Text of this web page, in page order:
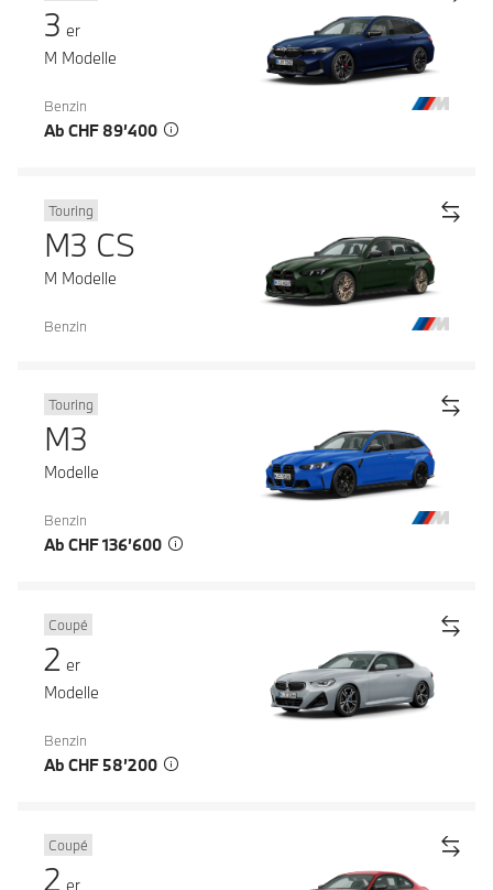
3 er
M Modelle
Benzin
Ab CHF 89’400
Touring
M3 CS
M Modelle
Benzin
Touring
M3
Modelle
Benzin
Ab CHF 136’600
Coupé
2 er
Modelle
Benzin
Ab CHF 58’200
Coupé
2 er